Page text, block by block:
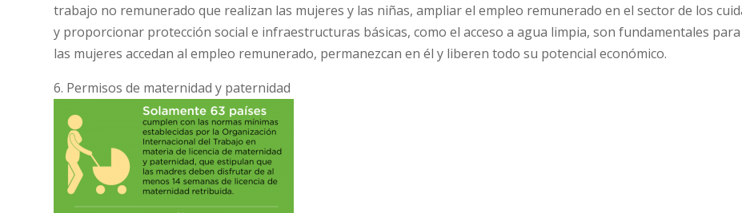
trabajo no remunerado que realizan las mujeres y las niñas, ampliar el empleo remunerado en el sector de los
y proporcionar protección social e infraestructuras básicas, como el acceso a agua limpia, son fundamentales
las mujeres accedan al empleo remunerado, permanezcan en él y liberen todo su potencial económico.
6. Permisos de maternidad y paternidad